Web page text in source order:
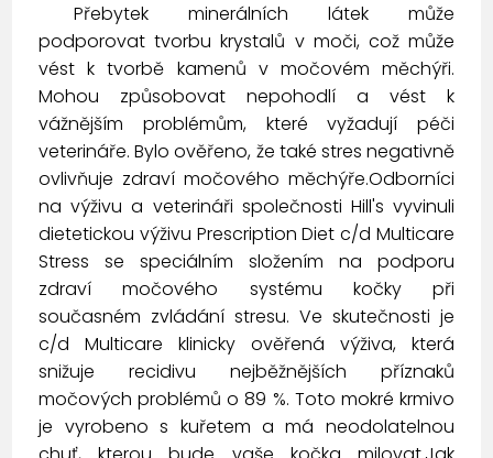
Přebytek minerálních látek může
podporovat tvorbu krystalů v moči, což může
vést k tvorbě kamenů v močovém měchýři.
Mohou způsobovat nepohodlí a vést k
vážnějším problémům, které vyžadují péči
veterináře. Bylo ověřeno, že také stres negativně
ovlivňuje zdraví močového měchýře.Odborníci
na výživu a veterináři společnosti Hill's vyvinuli
dietetickou výživu Prescription Diet c/d Multicare
Stress se speciálním složením na podporu
zdraví močového systému kočky při
současném zvládání stresu. Ve skutečnosti je
c/d Multicare klinicky ověřená výživa, která
snižuje recidivu nejběžnějších příznaků
močových problémů o 89 %. Toto mokré krmivo
je vyrobeno s kuřetem a má neodolatelnou